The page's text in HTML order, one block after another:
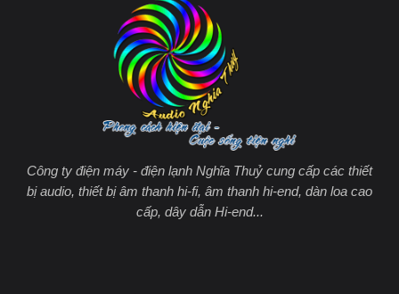
Công ty điện máy - điện lạnh Nghĩa Thuỷ cung cấp các thiết
bị audio, thiết bị âm thanh hi-fi, âm thanh hi-end, dàn loa cao
cấp, dây dẫn Hi-end...